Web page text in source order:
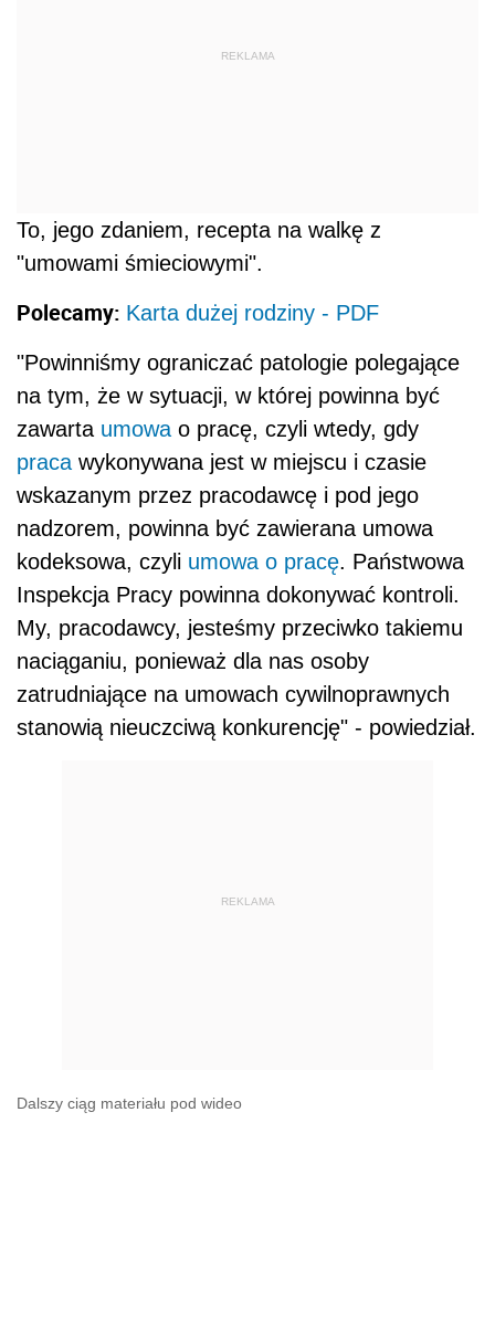
REKLAMA
To, jego zdaniem, recepta na walkę z
"umowami śmieciowymi".
Polecamy: Karta dużej rodziny - PDF
"Powinniśmy ograniczać patologie polegające
na tym, że w sytuacji, w której powinna być
zawarta umowao pracę, czyli wtedy, gdy
pracawykonywana jest w miejscu i czasie
wskazanym przez pracodawcę i pod jego
nadzorem, powinna być zawierana umowa
kodeksowa, czyli umowa o pracę. Państwowa
Inspekcja Pracy powinna dokonywać kontroli.
My, pracodawcy, jesteśmy przeciwko takiemu
naciąganiu, ponieważ dla nas osoby
zatrudniające na umowach cywilnoprawnych
stanowią nieuczciwą konkurencję" - powiedział.
REKLAMA
Dalszy ciąg materiału pod wideo